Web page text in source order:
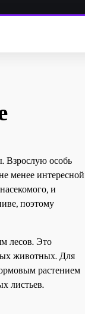
Взрослую особь
менее интересной
и
поэтому
лесов. Это
животных. Для
растением
листьев.